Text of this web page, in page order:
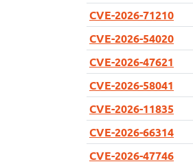
CVE-2026-71210
CVE-2026-54020
CVE-2026-47621
CVE-2026-58041
CVE-2026-11835
CVE-2026-66314
CVE-2026-47746